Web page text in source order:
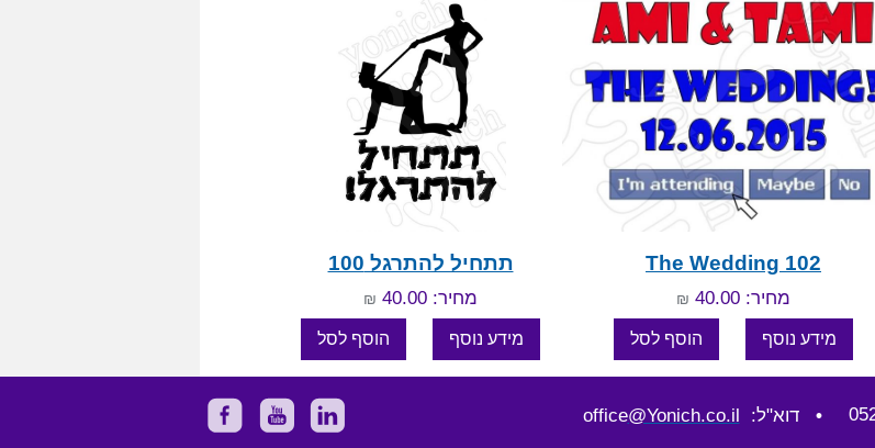
The Wedding 102
מחיר: 40.00 ₪
תתחיל להתרגל 100
מחיר: 40.00 ₪
• דוא"ל: office @Yonich.co.il